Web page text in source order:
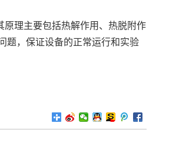
理主要包括热解作用、热脱附作
题，保证设备的正常运行和实验